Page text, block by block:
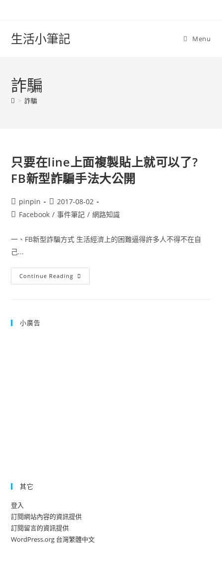
content生活小筆記 Menu
詐騙
> 詐騙
只要在line上面複製貼上就可以了?
FB新型詐騙手法大公開
Post
author:
pinpin
Post
published:
2017-08-02
PostFacebook / 事件筆記 / 網路知識
一、FB新型詐騙方式 生活經濟上的困難逼得許多人不得不在自
己...
Continue Reading 只
要
小廣告
其它
登入
訂閱網站內容的資訊提供
訂閱留言的資訊提供
WordPress.org 台灣繁體中文